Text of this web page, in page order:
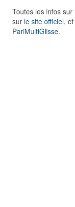
Toutes les infos sur
sur le site officiel,
PariMultiGlisse.